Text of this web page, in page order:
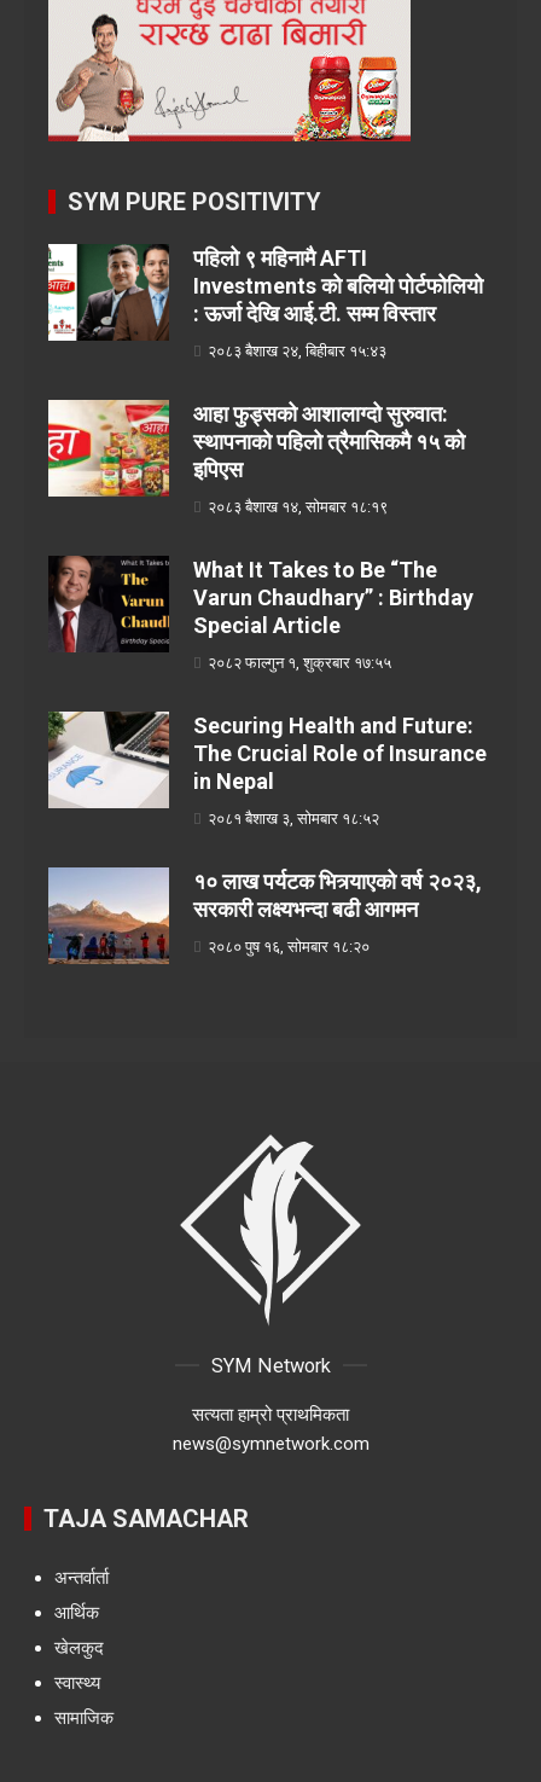
SYM PURE POSITIVITY
पहिलो ९ महिनामै AFTI
Investments को बलियो पोर्टफोलियो
: ऊर्जा देखि आई.टी. सम्म विस्तार
२०८३ बैशाख २४, बिहीबार १५:४३
आहा फुड्सको आशालाग्दो सुरुवात:
स्थापनाको पहिलो त्रैमासिकमै १५ को
इपिएस
२०८३ बैशाख १४, सोमबार १८:१९
What It Takes to Be “The
Varun Chaudhary” : Birthday
Special Article
२०८२ फाल्गुन १, शुक्रबार १७:५५
Securing Health and Future:
The Crucial Role of Insurance
in Nepal
२०८१ बैशाख ३, सोमबार १८:५२
१० लाख पर्यटक भित्र्याएको वर्ष २०२३,
सरकारी लक्ष्यभन्दा बढी आगमन
२०८० पुष १६, सोमबार १८:२०
SYM Network
सत्यता हाम्रो प्राथमिकता
news@symnetwork.com
TAJA SAMACHAR
अन्तर्वार्ता
आर्थिक
खेलकुद
स्वास्थ्य
सामाजिक